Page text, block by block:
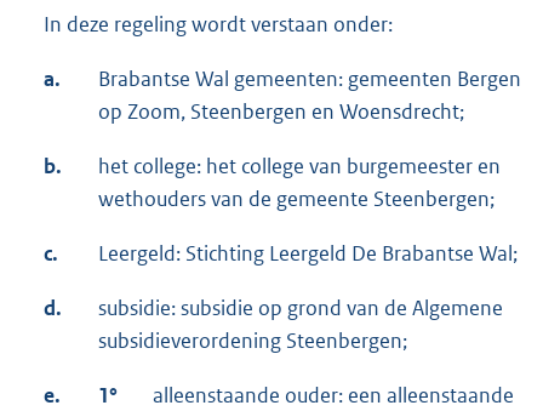
In deze regeling wordt verstaan onder:
a.
Brabantse Wal gemeenten: gemeenten Bergen
op Zoom, Steenbergen en Woensdrecht;
b.
het college: het college van burgemeester en
wethouders van de gemeente Steenbergen;
c. Leergeld: Stichting Leergeld De Brabantse Wal;
d.
subsidie: subsidie op grond van de Algemene
subsidieverordening Steenbergen;
e. 1°
alleenstaande ouder: een alleenstaande